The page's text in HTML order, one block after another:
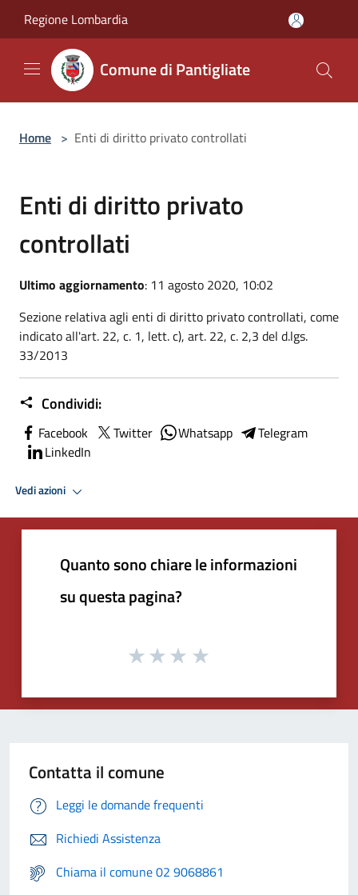
Regione Lombardia
Comune di Pantigliate
Home > Enti di diritto privato controllati
Enti di diritto privato
controllati
Ultimo aggiornamento: 11 agosto 2020, 10:02
Sezione relativa agli enti di diritto privato controllati, come
indicato all'art. 22, c. 1, lett. c), art. 22, c. 2,3 del d.lgs.
33/2013
Condividi:
Facebook Twitter Whatsapp
Telegram
LinkedIn
Vedi azioni
Quanto sono chiare le informazioni
su questa pagina?
Contatta il comune
Leggi le domande frequenti
Richiedi Assistenza
Chiama il comune 02 9068861